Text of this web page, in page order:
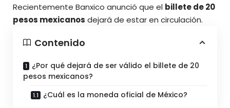
Recientemente Banxico anunció que el billete de 20
pesos mexicanos dejará de estar en circulación.
Contenido
¿Por qué dejará de ser válido el billete de 20
pesos mexicanos?
¿Cuál es la moneda oficial de México?